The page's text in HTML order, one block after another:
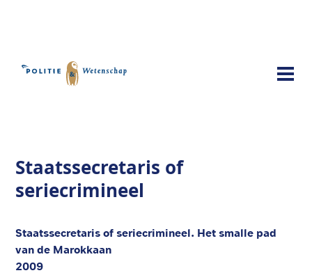
Publicaties Staatssecretaris of seriecrimineel
Staatssecretaris of
seriecrimineel
Staatssecretaris of seriecrimineel. Het smalle pad
van de Marokkaan
2009